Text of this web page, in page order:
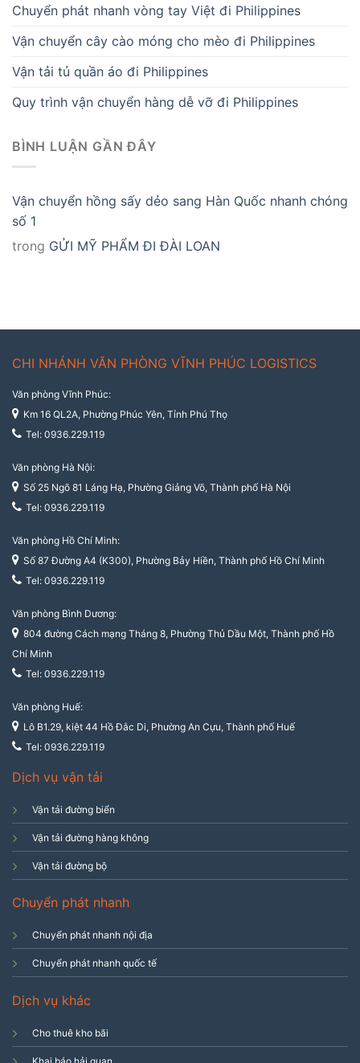
Chuyển phát nhanh vòng tay Việt đi Philippines
Vận chuyển cây cào móng cho mèo đi Philippines
Vận tải tủ quần áo đi Philippines
Quy trình vận chuyển hàng dễ vỡ đi Philippines
BÌNH LUẬN GẦN ĐÂY
Vận chuyển hồng sấy dẻo sang Hàn Quốc nhanh chóng
số 1
trong GỬI MỸ PHẨM ĐI ĐÀI LOAN
CHI NHÁNH VĂN PHÒNG VĨNH PHÚC LOGISTICS
Văn phòng Vĩnh Phúc:
Km 16 QL2A, Phường Phúc Yên, Tỉnh Phú Thọ
Tel: 0936.229.119
Văn phòng Hà Nội:
Số 25 Ngõ 81 Láng Hạ, Phường Giảng Võ, Thành phố Hà Nội
Tel: 0936.229.119
Văn phòng Hồ Chí Minh:
Số 87 Đường A4 (K300), Phường Bảy Hiền, Thành phố Hồ Chí Minh
Tel: 0936.229.119
Văn phòng Bình Dương:
804 đường Cách mạng Tháng 8, Phường Thủ Dầu Một, Thành phố Hồ
Chí Minh
Tel: 0936.229.119
Văn phòng Huế:
Lô B1.29, kiệt 44 Hồ Đắc Di, Phường An Cựu, Thành phố Huế
Tel: 0936.229.119
Dịch vụ vận tải
Vận tải đường biển
Vận tải đường hàng không
Vận tải đường bộ
Chuyển phát nhanh
Chuyển phát nhanh nội địa
Chuyển phát nhanh quốc tế
Dịch vụ khác
Cho thuê kho bãi